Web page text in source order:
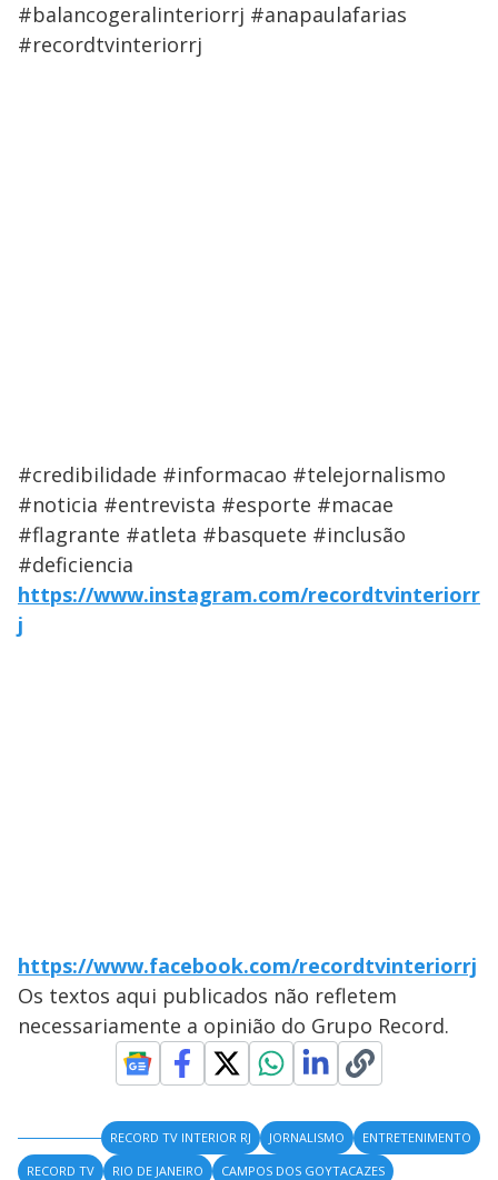
#balancogeralinteriorrj #anapaulafarias
#recordtvinteriorrj
#credibilidade #informacao #telejornalismo
#noticia #entrevista #esporte #macae
#flagrante #atleta #basquete #inclusão
#deficiencia
https://www.instagram.com/recordtvinteriorr
j
https://www.facebook.com/recordtvinteriorrj
Os textos aqui publicados não refletem
necessariamente a opinião do Grupo Record.
RECORD TV INTERIOR RJ JORNALISMO
ENTRETENIMENTO
RECORD TV
RIO DE JANEIRO
CAMPOS DOS GOYTACAZES